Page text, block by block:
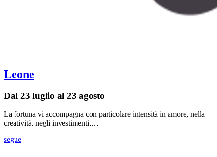
Leone
Dal 23 luglio al 23 agosto
La fortuna vi accompagna con particolare intensità in amore, nella
creatività, negli investimenti,…
segue